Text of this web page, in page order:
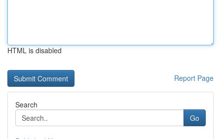
HTML is disabled
Report Page
Search
Go